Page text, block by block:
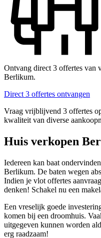
Ontvang direct 3 offertes van
Berlikum.
Direct 3 offertes ontvangen
Vraag vrijblijvend 3 offertes
kwaliteit van diverse
Huis verkopen
Iedereen kan baat
Berlikum. De baten wegen
Indien je vlot offertes
denken! Schakel nu een
Een vreselijk goede
komen bij een droomhuis.
uitgegeven kunnen worden
erg raadzaam!